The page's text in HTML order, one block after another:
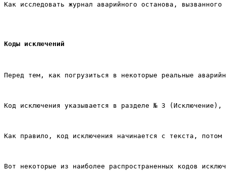
Как исследовать журнал аварийного останова,
Коды исключений
Перед тем, как погрузиться в некоторые реальные
Код исключения указывается в разделе № 3
Как правило, код исключения начинается с текста,
Вот некоторые из наиболее распространенных кодов